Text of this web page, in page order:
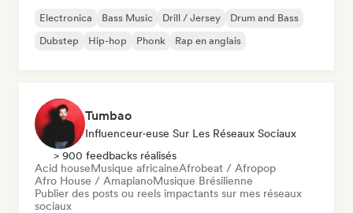
Electronica Bass Music Drill / Jersey
Drum and Bass
Dubstep
Hip-hop Phonk Rap en anglais
Tumbao
Influenceur·euse Sur Les Réseaux Sociaux
> 900 feedbacks réalisés
Acid houseMusique africaineAfrobeat / Afropop
Afro House / AmapianoMusique Brésilienne
Publier des posts ou reels impactants sur mes réseaux
sociaux